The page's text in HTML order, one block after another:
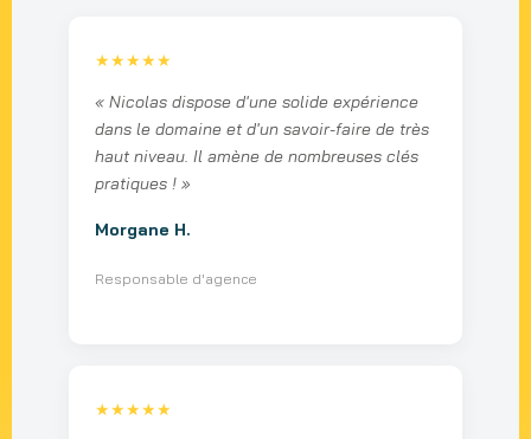
★★★★★
« Nicolas dispose d'une solide expérience
dans le domaine et d'un savoir-faire de très
haut niveau. Il amène de nombreuses clés
pratiques ! »
Morgane H.
Responsable d'agence
★★★★★